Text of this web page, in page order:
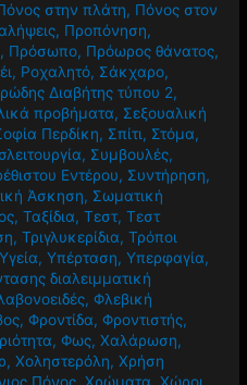
στην πλάτη, Πόνος στον
, Προπόνηση,
, Πρόσωπο, Πρόωρος θάνατος,
, Ροχαλητό, Σάκχαρο,
Διαβήτης τύπου 2,
προβήματα, Σεξουαλική
Περδίκη, Σπίτι, Στόμα,
, Συμβουλές,
Εντέρου, Συντήρηση,
Άσκηση, Σωματική
,Ταξίδια,Τεστ,Τεστ
,Τριγλυκερίδια,Τρόποι
Υγεία,Υπέρταση,Υπερφαγία,
διαλειμματική
,Φλεβική
,Φροντίδα,Φροντιστής,
,Φως,Χαλάρωση,
,Χοληστερόλη,Χρήση